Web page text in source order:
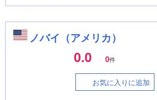
ノバイ（アメリカ）
0.0 0件
お気に入りに追加